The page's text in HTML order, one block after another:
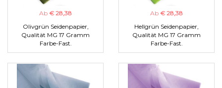
Ab € 28,38
Olivgrün Seidenpapier,
Qualität MG 17 Gramm
Farbe-Fast.
Ab € 28,38
Hellgrün Seidenpapier,
Qualität MG 17 Gramm
Farbe-Fast.